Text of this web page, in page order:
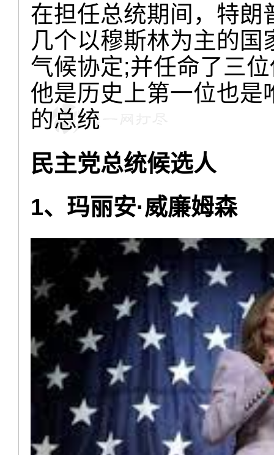
在担任总统期间，特朗
几个以穆斯林为主的
气候协定;并任命了三
他是历史上第一位也是
的总统
民主党总统候选人
1、玛丽安·威廉姆森